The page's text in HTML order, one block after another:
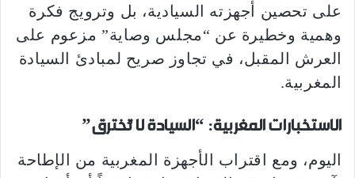
على تحصين أجهزته السيادية، بل وترويج فكرة
وهمية وخطيرة عن “مجلس وصاية” مزعوم على
العرش المقبل، في تجاوز صريح لمبادئ السيادة
المغربية.
الاستخبارات المغربية: “السيادة لا تُخترق”
اليوم، ومع اقتراب الأجهزة المغربية من الإطاحة